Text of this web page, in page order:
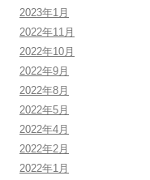
2023年1月
2022年11月
2022年10月
2022年9月
2022年8月
2022年5月
2022年4月
2022年2月
2022年1月